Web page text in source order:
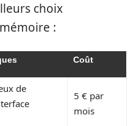
choix
:
Coût
de
5 € par
mois